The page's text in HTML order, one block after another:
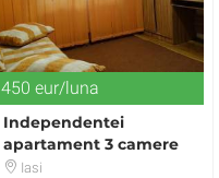
450 eur/luna
Independentei
apartament 3 camere
decomandat
Iasi